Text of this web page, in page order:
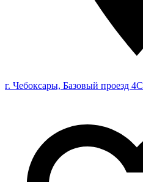
г. Чебоксары, Базовый проезд 4С